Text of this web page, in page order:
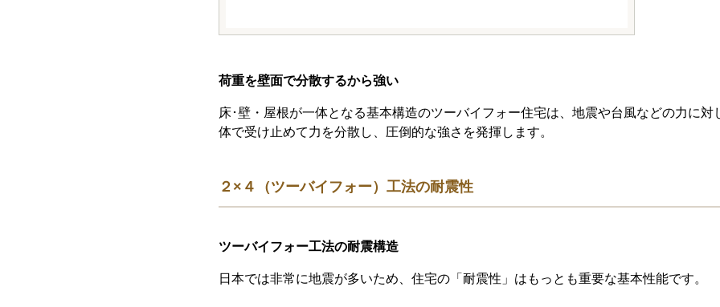
荷重を壁面で分散するから強い
床･壁・屋根が一体となる基本構造のツーバイフォー住宅は、地震や台風などの力に対
体で受け止めて力を分散し、圧倒的な強さを発揮します。
２×４（ツーバイフォー）工法の耐震性
ツーバイフォー工法の耐震構造
日本では非常に地震が多いため、住宅の「耐震性」はもっとも重要な基本性能です。